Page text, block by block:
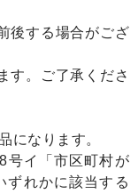
後する場合がござ
す。ご了承くださ
になります。
号イ「市区町村が
ずれかに該当する